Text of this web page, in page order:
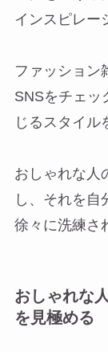
インスピレー
ファッション
SNSをチェッ
じるスタイル
おしゃれな人
し、それを自
徐々に洗練さ
おしゃれな
を見極める